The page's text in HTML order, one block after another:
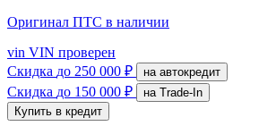
Оригинал ПТС в наличии
vin VIN проверен
Скидка до 250 000 ₽ на автокредит
Скидка до 150 000 ₽
на Trade-In
Купить в кредит